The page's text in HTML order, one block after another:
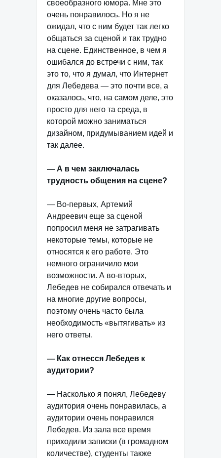
своеобразного юмора. Мне это
очень понравилось. Но я не
ожидал, что с ним будет так легко
общаться за сценой и так трудно
на сцене. Единственное, в чем я
ошибался до встречи с ним, так
это то, что я думал, что Интернет
для Лебедева — это почти все, а
оказалось, что, на самом деле, это
просто для него та среда, в
которой можно заниматься
дизайном, придумыванием идей и
так далее.
— А в чем заключалась
трудность общения на сцене?
— Во-первых, Артемий
Андреевич еще за сценой
попросил меня не затрагивать
некоторые темы, которые не
относятся к его работе. Это
немного ограничило мои
возможности. А во-вторых,
Лебедев не собирался отвечать и
на многие другие вопросы,
поэтому очень часто была
необходимость «вытягивать» из
него ответы.
— Как отнесся Лебедев к
аудитории?
— Насколько я понял, Лебедеву
аудитория очень понравилась, а
аудитории очень понравился
Лебедев. Из зала все время
приходили записки (в громадном
количестве), студенты также